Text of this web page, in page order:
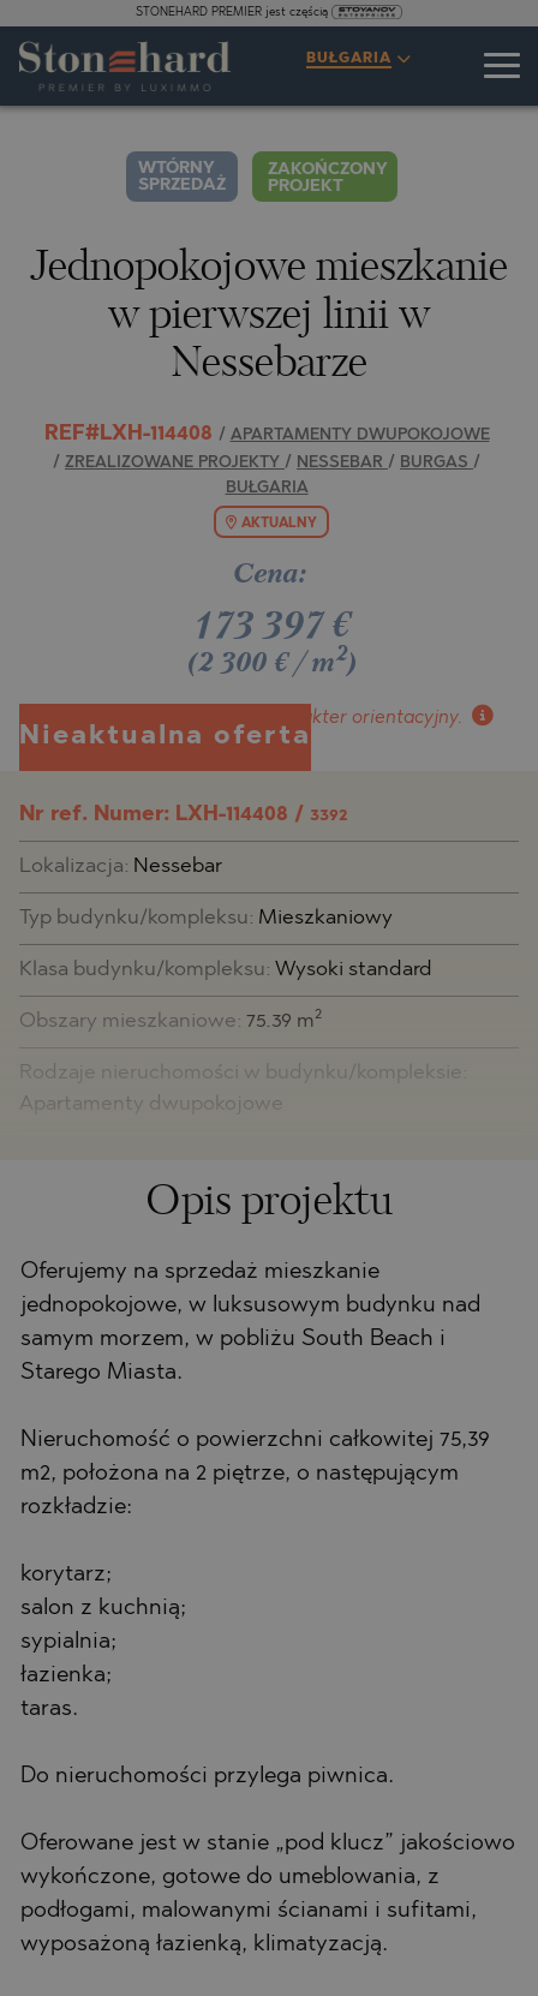
SPECYFIKACJE OPIS MAPA GALERIA
CENY
ZAPYTANIE
STONEHARD PREMIER jest częścią
BUŁGARIA
ZDJĘCIA
Nieaktualna oferta
WTÓRNY
SPRZEDAŻ
ZAKOŃCZONY
PROJEKT
Jednopokojowe mieszkanie
w pierwszej linii w
Nessebarze
REF#LXH-114408 / APARTAMENTY DWUPOKOJOWE
/ ZREALIZOWANE PROJEKTY / NESSEBAR / BURGAS /
BUŁGARIA
AKTUALNY
Cena:
173 397€
(2 300 €/m2)
mają charakter orientacyjny.
Nr ref. Numer: LXH-114408 / 3392
Lokalizacja: Nessebar
Typ budynku/kompleksu: Mieszkaniowy
Klasa budynku/kompleksu: Wysoki standard
Obszary mieszkaniowe: 75.39 m2
Rodzaje nieruchomości w budynku/kompleksie:
Apartamenty dwupokojowe
Opis projektu
Oferujemy na sprzedaż mieszkanie
jednopokojowe, w luksusowym budynku nad
samym morzem, w pobliżu South Beach i
Starego Miasta.
Nieruchomość o powierzchni całkowitej 75,39
m2, położona na 2 piętrze, o następującym
rozkładzie:
korytarz;
salon z kuchnią;
sypialnia;
łazienka;
taras.
Do nieruchomości przylega piwnica.
Oferowane jest w stanie „pod klucz” jakościowo
wykończone, gotowe do umeblowania, z
podłogami, malowanymi ścianami i sufitami,
wyposażoną łazienką, klimatyzacją.